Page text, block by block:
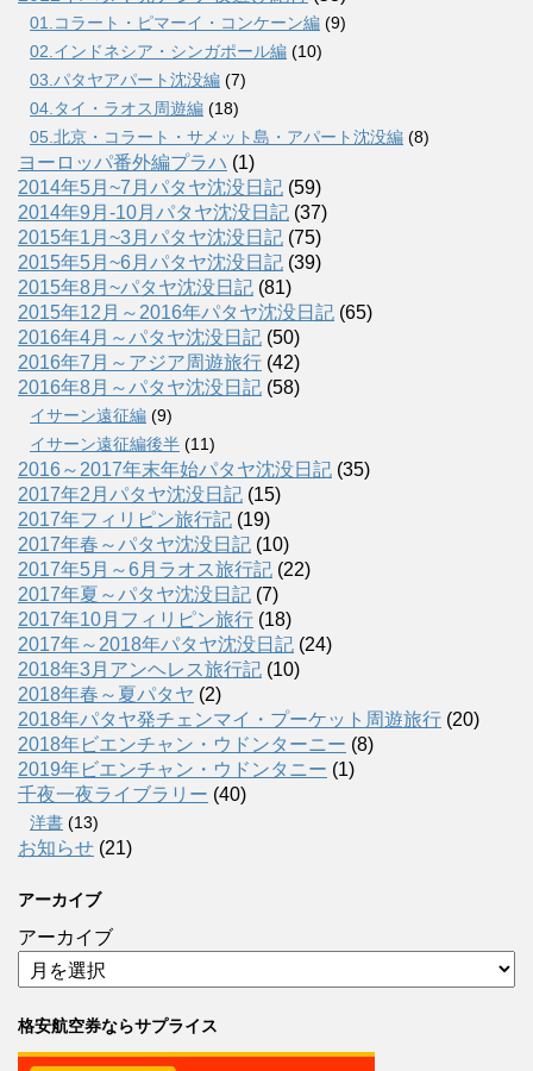
01.コラート・ピマーイ・コンケーン編 (9)
02.インドネシア・シンガポール編 (10)
03.パタヤアパート沈没編 (7)
04.タイ・ラオス周遊編 (18)
05.北京・コラート・サメット島・アパート沈没編 (8)
ヨーロッパ番外編プラハ (1)
2014年5月~7月パタヤ沈没日記 (59)
2014年9月-10月パタヤ沈没日記 (37)
2015年1月~3月パタヤ沈没日記 (75)
2015年5月~6月パタヤ沈没日記 (39)
2015年8月~パタヤ沈没日記 (81)
2015年12月～2016年パタヤ沈没日記 (65)
2016年4月～パタヤ沈没日記 (50)
2016年7月～アジア周遊旅行 (42)
2016年8月～パタヤ沈没日記 (58)
イサーン遠征編 (9)
イサーン遠征編後半 (11)
2016～2017年末年始パタヤ沈没日記 (35)
2017年2月パタヤ沈没日記 (15)
2017年フィリピン旅行記 (19)
2017年春～パタヤ沈没日記 (10)
2017年5月～6月ラオス旅行記 (22)
2017年夏～パタヤ沈没日記 (7)
2017年10月フィリピン旅行 (18)
2017年～2018年パタヤ沈没日記 (24)
2018年3月アンヘレス旅行記 (10)
2018年春～夏パタヤ (2)
2018年パタヤ発チェンマイ・プーケット周遊旅行 (20)
2018年ビエンチャン・ウドンターニー (8)
2019年ビエンチャン・ウドンタニー (1)
千夜一夜ライブラリー (40)
洋書 (13)
お知らせ (21)
アーカイブ
アーカイブ
格安航空券ならサプライス